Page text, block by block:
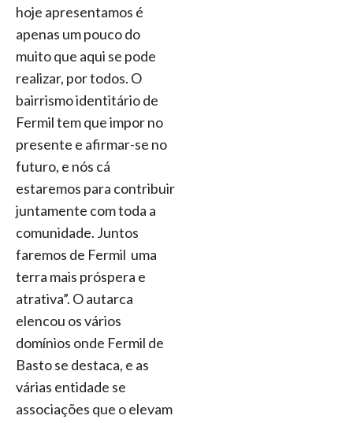
hoje apresentamos é
apenas um pouco do
muito que aqui se pode
realizar, por todos. O
bairrismo identitário de
Fermil tem que impor no
presente e afirmar-se no
futuro, e nós cá
estaremos para contribuir
juntamente com toda a
comunidade. Juntos
faremos de Fermil uma
terra mais próspera e
atrativa”. O autarca
elencou os vários
domínios onde Fermil de
Basto se destaca, e as
várias entidade se
associações que o elevam